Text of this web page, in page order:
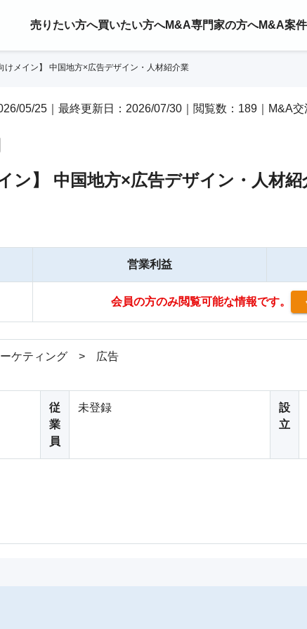
売りたい方へ買いたい方へM&A専門家の方へM&A案
けメイン】 中国地方×広告デザイン・人材紹介業
05/25｜最終更新日：2026/07/30｜閲覧数：189｜M&A
ン】 中国地方×広告デザイン・人材紹
営業利益
会員の方のみ閲覧可能な情報です。
ケティング > 広告
従
業
員
未登録
設
立